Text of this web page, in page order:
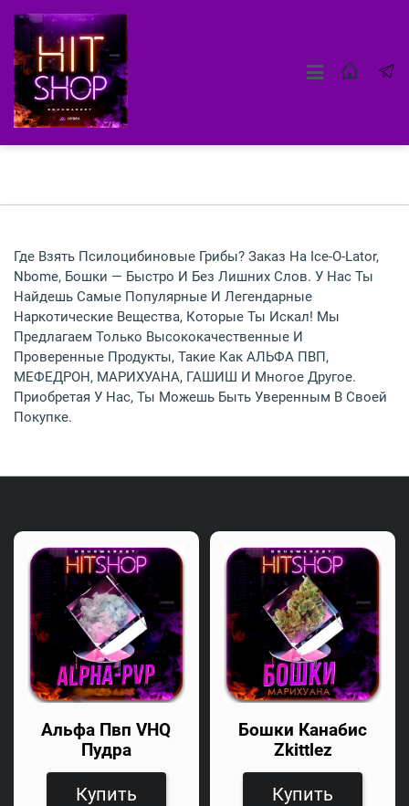
Где Взять Псилоцибиновые Грибы? Заказ На Ice-O-Lator,
Nbome, Бошки — Быстро И Без Лишних Слов. У Нас Ты
Найдешь Самые Популярные И Легендарные
Наркотические Вещества, Которые Ты Искал! Мы
Предлагаем Только Высококачественные И
Проверенные Продукты, Такие Как АЛЬФА ПВП,
МЕФЕДРОН, МАРИХУАНА, ГАШИШ И Многое Другое.
Приобретая У Нас, Ты Можешь Быть Уверенным В Своей
Покупке.
Альфа Пвп VHQ
Пудра
Купить
Бошки Канабис
Zkittlez
Купить